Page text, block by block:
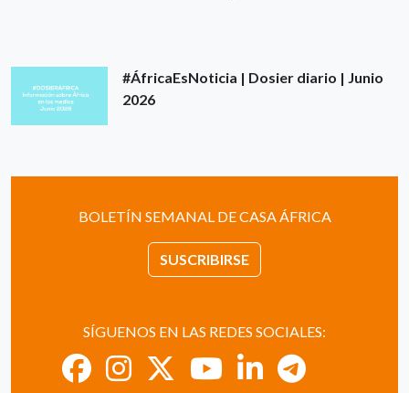
#ÁfricaEsNoticia | Dosier diario | Junio
2026
BOLETÍN SEMANAL DE CASA ÁFRICA
SUSCRIBIRSE
SÍGUENOS EN LAS REDES SOCIALES: